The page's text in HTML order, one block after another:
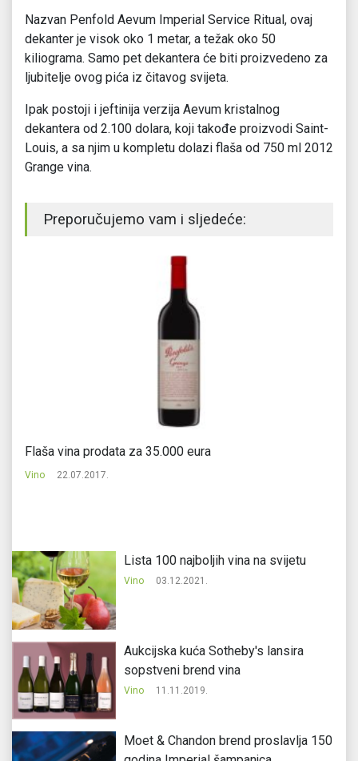
Nazvan Penfold Aevum Imperial Service Ritual, ovaj
dekanter je visok oko 1 metar, a težak oko 50
kiliograma. Samo pet dekantera će biti proizvedeno za
ljubitelje ovog pića iz čitavog svijeta.
Ipak postoji i jeftinija verzija Aevum kristalnog
dekantera od 2.100 dolara, koji takođe proizvodi Saint-
Louis, a sa njim u kompletu dolazi flaša od 750 ml 2012
Grange vina.
Preporučujemo vam i sljedeće:
Flaša vina prodata za 35.000 eura
Vino 22.07.2017.
Lista 100 najboljih vina na svijetu
Vino 03.12.2021.
Aukcijska kuća Sotheby's lansira
sopstveni brend vina
Vino 11.11.2019.
Moet & Chandon brend proslavlja 150